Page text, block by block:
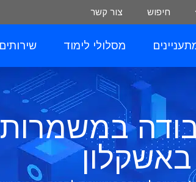
חיפוש צור קשר
מסלולי לימוד
באשקלון